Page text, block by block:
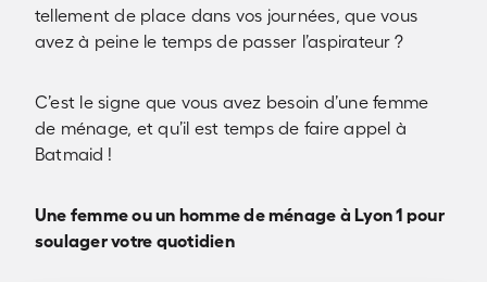
tellement de place dans vos journées, que vous
avez à peine le temps de passer l’aspirateur ?
C’est le signe que vous avez besoin d’une femme
de ménage, et qu’il est temps de faire appel à
Batmaid !
Une femme ou un homme de ménage à Lyon 1 pour
soulager votre quotidien